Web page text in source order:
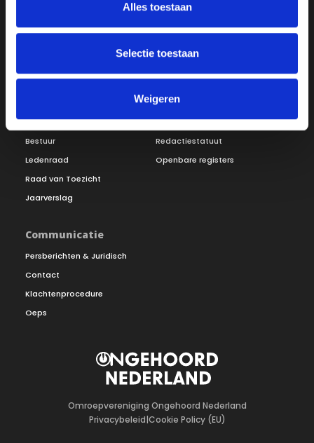
Alles toestaan
Selectie toestaan
Weigeren
Onze missie
Doneer
Steunbetuigingen
Vereniging
Bestuur
Ledenraad
Raad van Toezicht
Jaarverslag
Redactiestatuut
Openbare registers
Communicatie
Persberichten & Juridisch
Contact
Klachtenprocedure
Oeps
Omroepvereniging Ongehoord Nederland
Privacybeleid|Cookie Policy (EU)